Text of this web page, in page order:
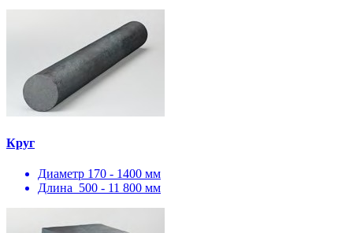
Круг
Диаметр 170 - 1400 мм
Длина 500 - 11 800 мм